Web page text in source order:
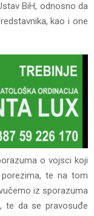
BiH, odnosno da
kao i one
o vojsci koji
te na tom
iz sporazuma
te da se pravosuđe